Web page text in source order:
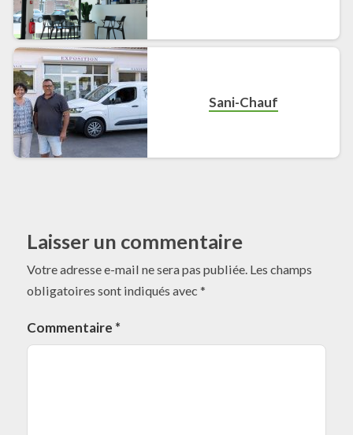
Sani-Chauf
Laisser un commentaire
Votre adresse e-mail ne sera pas publiée. Les champs
obligatoires sont indiqués avec *
Commentaire *